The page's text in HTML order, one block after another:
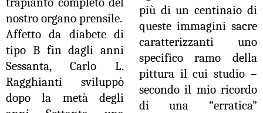
nostro organo prensile.
Affetto da diabete di
tipo B fin dagli anni
Sessanta, Carlo L.
Ragghianti sviluppò
dopo la metà degli
più di un centinaio di
queste immagini sacre
caratterizzanti uno
specifico ramo della
pittura il cui studio –
secondo il mio ricordo
di una “erratica”